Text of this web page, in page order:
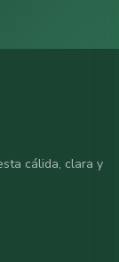
cálida, clara y